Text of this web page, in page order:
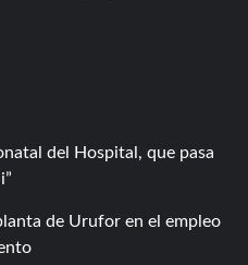
del Hospital, que pasa
de Urufor en el empleo